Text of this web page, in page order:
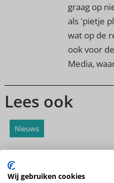
graag op
als 'pietje
wat op de
ook voor
Media,
Lees ook
Nieuws
Wij gebruiken cookies